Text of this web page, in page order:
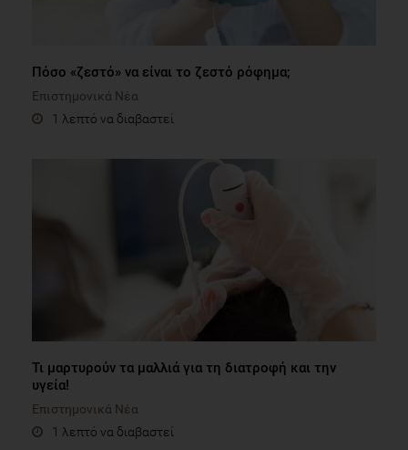
Πόσο «ζεστό» να είναι το ζεστό ρόφημα;
Επιστημονικά Νέα
1 λεπτό να διαβαστεί
Τι μαρτυρούν τα μαλλιά για τη διατροφή και την
υγεία!
Επιστημονικά Νέα
1 λεπτό να διαβαστεί